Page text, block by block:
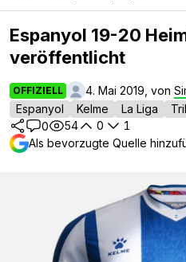
Espanyol 19-20
veröffentlicht
OFFIZIELL 4. Mai 2019, von
Espanyol
Kelme La Liga
0
54 0
1
Als bevorzugte Quelle